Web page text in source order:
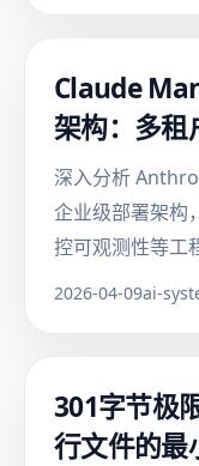
Claude
架构：多租
深入分析
企业级部署架构
控可观测性等工
2026-04-09ai-
301字节极
行文件的最